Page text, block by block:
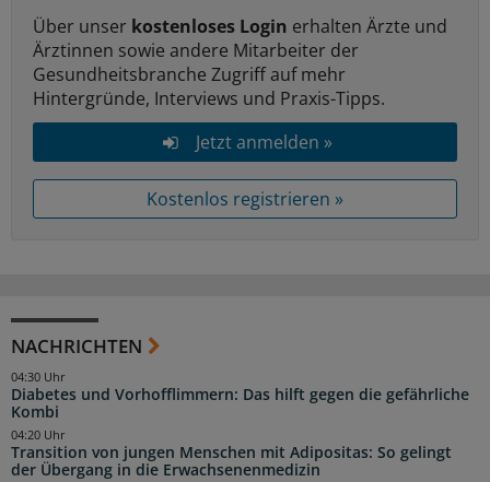
Über unser kostenloses Login erhalten Ärzte und
Ärztinnen sowie andere Mitarbeiter der
Gesundheitsbranche Zugriff auf mehr
Hintergründe, Interviews und Praxis-Tipps.
Jetzt anmelden »
Kostenlos registrieren »
NACHRICHTEN
Diabetes und Vorhofflimmern: Das hilft gegen die gefährliche
Kombi
04:30 Uhr
Transition von jungen Menschen mit Adipositas: So gelingt
der Übergang in die Erwachsenenmedizin
04:20 Uhr